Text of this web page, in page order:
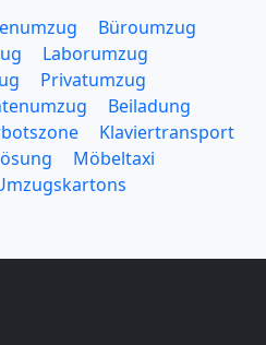
Büroumzug
Laborumzug
Privatumzug
Beiladung
Klaviertransport
Möbeltaxi